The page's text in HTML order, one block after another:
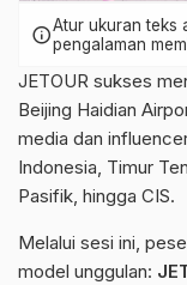
infoAtur ukuran teks
pengalaman
JETOUR sukses
Beijing Haidian
media dan
Indonesia, Timur
Pasifik, hingga CIS.
Melalui sesi ini,
model unggulan: